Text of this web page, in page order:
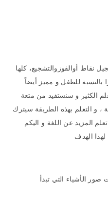
نقاط أوالفوزوالتشجيع، كلها
للطفل و مميز أيضاً
الكثير و سنستفيد من متعة
و التعلم بهذه الطريقة سيترك
المزيد عن اللغة و اليكم
الهدف
الأشياء التي تبدأ